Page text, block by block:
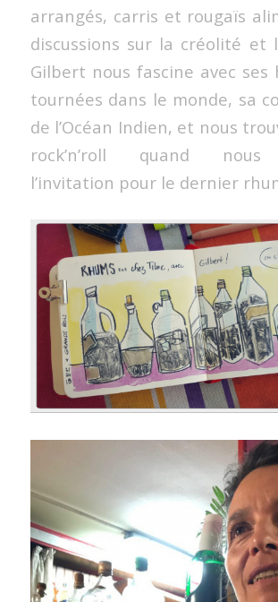
arrangés, carris et rougaïs
discussions sur la créolité et
Gilbert nous fascine avec ses
tournées dans le monde, sa
de l’Océan Indien, et nous
rock’n’roll quand nous
l’invitation pour le dernier